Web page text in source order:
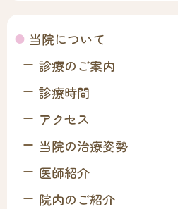
当院について
診療のご案内
診療時間
アクセス
当院の治療姿勢
医師紹介
院内のご紹介